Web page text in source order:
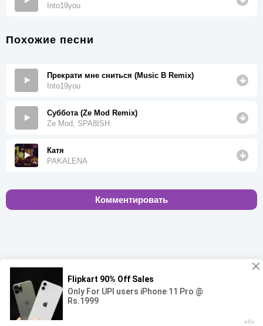
Into19you
Похожие песни
Прекрати мне сниться (Music B Remix)
Into19you
Суббота (Ze Mod Remix)
Ze Mod, SPA8ISH
Катя
PAKALENA
Комментировать
00:00